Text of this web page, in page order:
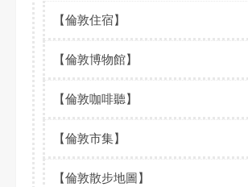
【倫敦住宿】
【倫敦博物館】
【倫敦咖啡聽】
【倫敦市集】
【倫敦散步地圖】